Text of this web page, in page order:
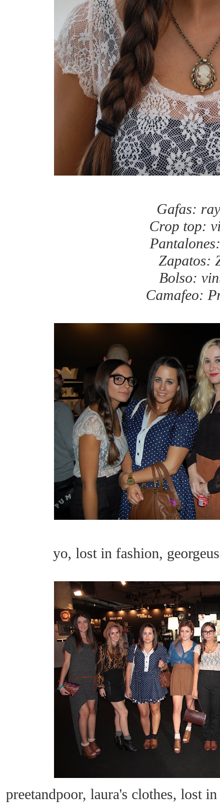
Gafas:
Crop top:
Zapatos:
Bolso:
Camafeo:
yo, lost in fashion,
preetandpoor, laura's clothes, lost